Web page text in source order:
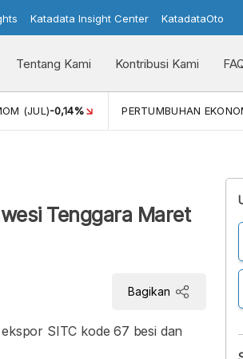
Katadata Insight Center KatadataOto
Tentang Kami Kontribusi Kami
(JUL)-0,14% PERTUMBUHAN
Tenggara Maret
Bagikan
SITC kode 67 besi dan